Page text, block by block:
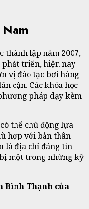
thành lập năm 2007,
triển, hiện nay
vị đào tạo bơi hàng
cận. Các khóa học
pháp dạy kèm
thể chủ động lựa
hợp với bản thân
là địa chỉ đáng tin
một trong những kỹ
Bình Thạnh của